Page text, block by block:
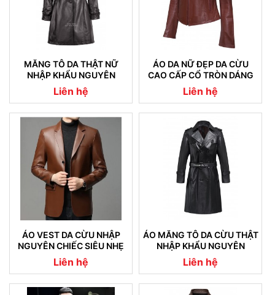
MĂNG TÔ DA THẬT NỮ
NHẬP KHẨU NGUYÊN
CHIẾC 05
Liên hệ
ÁO DA NỮ ĐẸP DA CỪU
CAO CẤP CỔ TRÒN DÁNG
TRƠN
Liên hệ
ÁO VEST DA CỪU NHẬP
NGUYÊN CHIẾC SIÊU NHẸ
08
Liên hệ
ÁO MĂNG TÔ DA CỪU THẬT
NHẬP KHẨU NGUYÊN
CHIẾC CAM KẾT KHÔNG NỔ
DA (04)
Liên hệ